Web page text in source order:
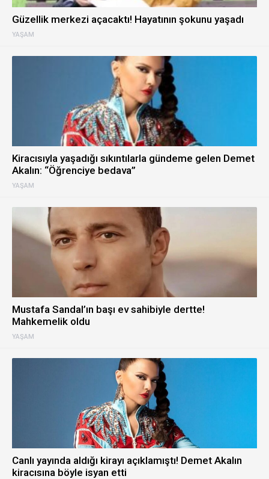
YAŞAM
Güzellik merkezi açacaktı! Hayatının şokunu yaşadı
YAŞAM
Kiracısıyla yaşadığı sıkıntılarla gündeme gelen Demet
Akalın: “Öğrenciye bedava”
YAŞAM
Mustafa Sandal’ın başı ev sahibiyle dertte!
Mahkemelik oldu
Canlı yayında aldığı kirayı açıklamıştı! Demet Akalın
kiracısına böyle isyan etti